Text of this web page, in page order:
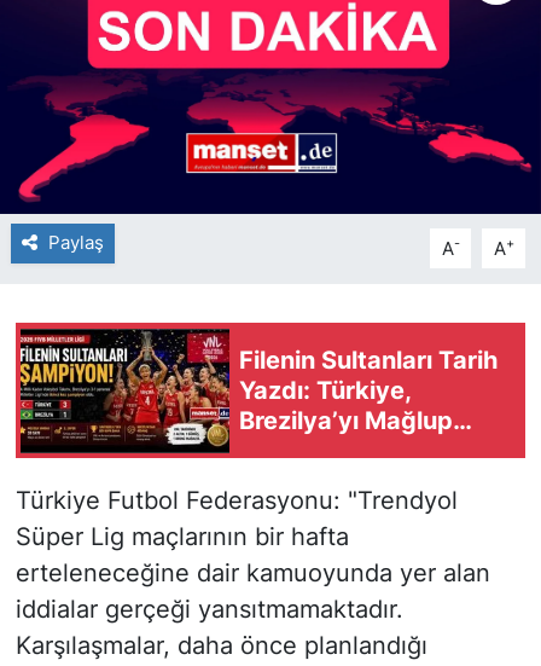
Paylaş A- A+
Filenin Sultanları Tarih
Yazdı: Türkiye,
Brezilya’yı Mağlup
Türkiye Futbol Federasyonu: "Trendyol
Süper Lig maçlarının bir hafta
erteleneceğine dair kamuoyunda yer alan
iddialar gerçeği yansıtmamaktadır.
Karşılaşmalar, daha önce planlandığı